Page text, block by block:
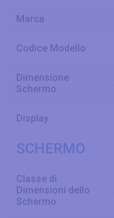
Marca
Codice Modello
Dimensione
Schermo
Display
SCHERMO
Classe di
Dimensioni dello
Schermo